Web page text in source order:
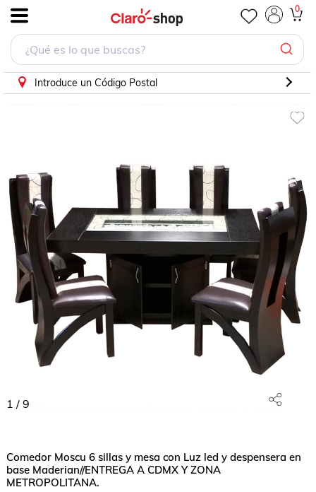
0
Introduce un Código Postal
1 / 9
Comedor Moscu 6 sillas y mesa con Luz led y despensera en
base Maderian//ENTREGA A CDMX Y ZONA
METROPOLITANA.